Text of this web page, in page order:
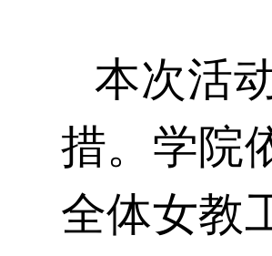
本次活
措。学院
全体女教